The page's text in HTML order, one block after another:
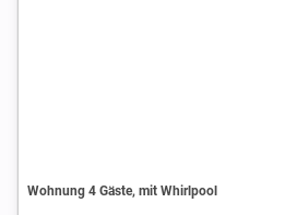
Wohnung 4 Gäste, mit Whirlpool